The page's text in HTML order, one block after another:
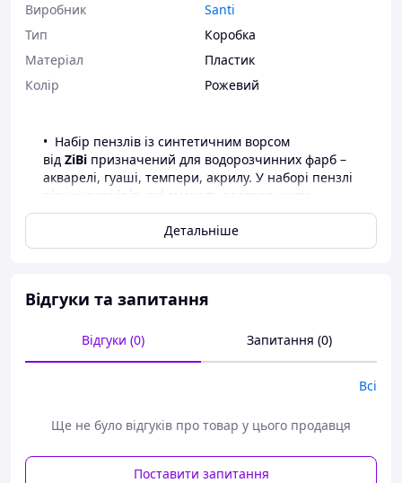
Виробник
Santi
Тип
Коробка
Матеріал
Пластик
Колір
Рожевий
Набір пензлів із синтетичним ворсом
від ZiBi призначений для водорозчинних фарб –
акварелі, гуаші, темпери, акрилу. У наборі пензлі
різних розмірів, які зможуть задовольнити
потреби Вашої дитини для шкільних занять та
гуртків. Еластичний пружний ворс дуже добре
тримає форму та дозволяє малювати чіткі лінії.
Кругла форма пучка
Номери 1, 3, 5
стійкий до дії різних хімічних речовин
Дерев'яна ручка, пофарбована зеленою
пучок та запобігає випаданню ворсу
Упаковка: індивідуальний прозорий
пластиковий блістер з європідвісом та картонною
Детальніше
Відгуки та запитання
Відгуки (0) Запитання (0)
Всі
Ще не було відгуків про товар у цього продавця
Поставити запитання